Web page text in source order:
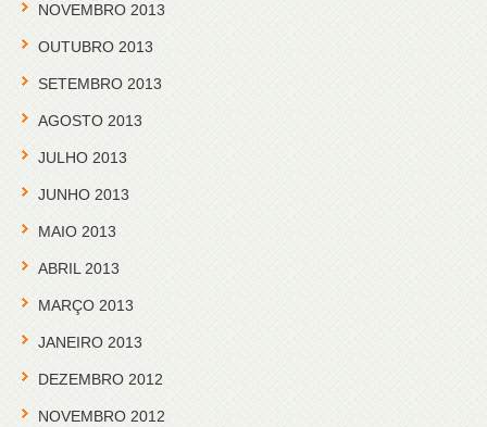
NOVEMBRO 2013
OUTUBRO 2013
SETEMBRO 2013
AGOSTO 2013
JULHO 2013
JUNHO 2013
MAIO 2013
ABRIL 2013
MARÇO 2013
JANEIRO 2013
DEZEMBRO 2012
NOVEMBRO 2012